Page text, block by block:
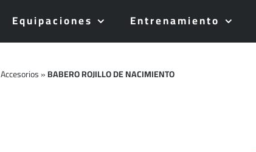
Equipaciones Entrenamiento
Accesorios»BABERO ROJILLO DE NACIMIENTO